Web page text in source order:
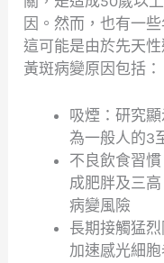
因。然而，也有一
這可能是由於先天
黃斑病變原因包括：
吸煙：研究
為一般人的3
不良飲食習
成肥胖及三
病變風險
長期接觸猛
加速感光細